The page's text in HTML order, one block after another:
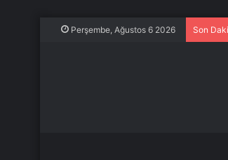
Perşembe, Ağustos 6 2026 Son